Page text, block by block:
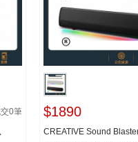
0筆 $1890
CREATIVE Sound